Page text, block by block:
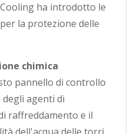
ha introdotto le
la protezione delle
chimica
pannello di controllo
agenti di
raffreddamento e il